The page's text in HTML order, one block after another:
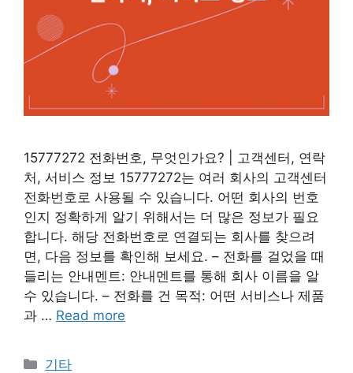
15777272 전화번호, 무엇인가요? | 고객센터, 연락
처, 서비스 정보 15777272는 여러 회사의 고객센터
전화번호로 사용될 수 있습니다. 어떤 회사의 번호
인지 정확하게 알기 위해서는 더 많은 정보가 필요
합니다. 해당 전화번호로 연결되는 회사를 찾으려
면, 다음 정보를 확인해 보세요. – 전화를 걸었을 때
들리는 안내멘트: 안내멘트를 통해 회사 이름을 알
수 있습니다. – 전화를 건 목적: 어떤 서비스나 제품
과 … Read more
Categories
기타